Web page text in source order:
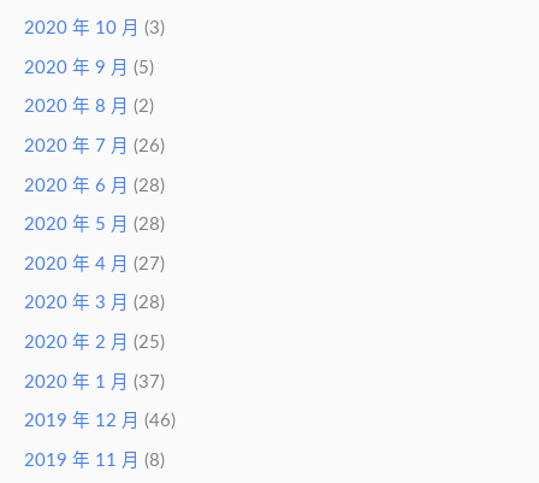
2020 年 10 月 (3)
2020 年 9 月 (5)
2020 年 8 月 (2)
2020 年 7 月 (26)
2020 年 6 月 (28)
2020 年 5 月 (28)
2020 年 4 月 (27)
2020 年 3 月 (28)
2020 年 2 月 (25)
2020 年 1 月 (37)
2019 年 12 月 (46)
2019 年 11 月 (8)